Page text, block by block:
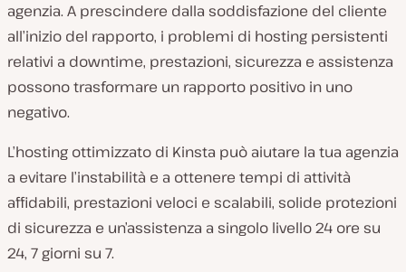
agenzia. A prescindere dalla soddisfazione del cliente
all’inizio del rapporto, i problemi di hosting persistenti
relativi a downtime, prestazioni, sicurezza e assistenza
possono trasformare un rapporto positivo in uno
negativo.
L’hosting ottimizzato di Kinsta può aiutare la tua agenzia
a evitare l’instabilità e a ottenere tempi di attività
affidabili, prestazioni veloci e scalabili, solide protezioni
di sicurezza e un’assistenza a singolo livello 24 ore su
24, 7 giorni su 7.